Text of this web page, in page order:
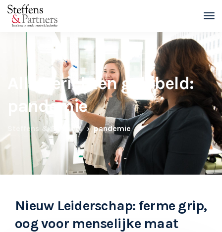
Alle berichten gelabeld:
pandemie
Steffens & Partners pandemie
Nieuw Leiderschap: ferme grip,
oog voor menselijke maat